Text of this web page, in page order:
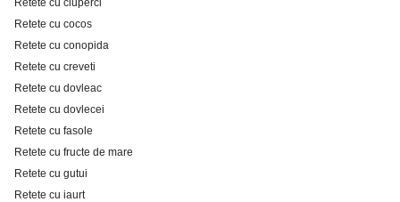
Retete cu cocos
Retete cu conopida
Retete cu creveti
Retete cu dovleac
Retete cu dovlecei
Retete cu fasole
Retete cu fructe de mare
Retete cu gutui
Retete cu iaurt